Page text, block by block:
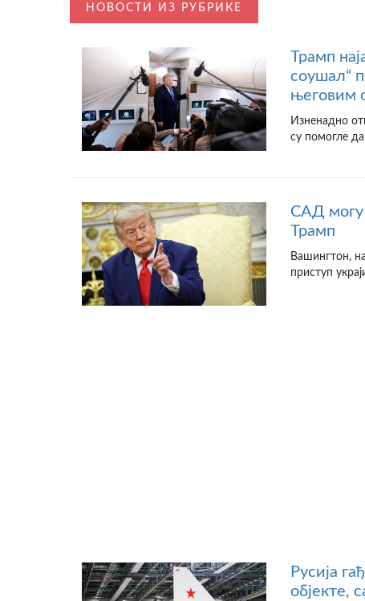
НОВОСТИ ИЗ РУБРИКЕ
Трамп
соушал“
његовим
Изненадно
су помогле
САД могу
Трамп
Вашингтон,
приступ
Русија
објекте,